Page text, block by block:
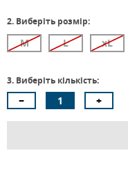
2. Виберіть розмір:
M L xL
3. Виберіть кількість: